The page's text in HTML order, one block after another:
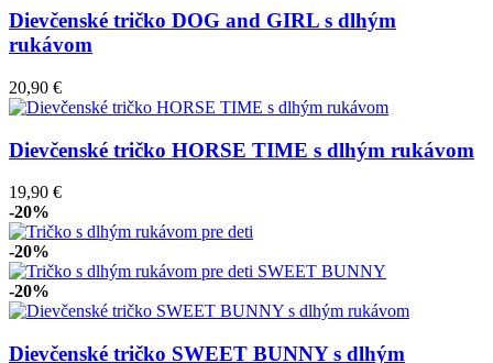
Dievčenské tričko DOG and GIRL s dlhým
rukávom
20,90 €
Dievčenské tričko HORSE TIME s dlhým rukávom
19,90 €
-20%
-20%
-20%
Dievčenské tričko SWEET BUNNY s dlhým